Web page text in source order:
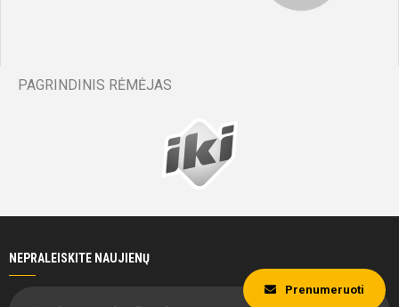
PAGRINDINIS RĖMĖJAS
NEPRALEISKITE NAUJIENŲ
Prenumeruoti